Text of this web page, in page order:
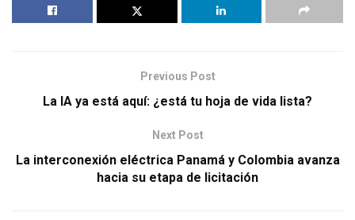
Previous Post
La IA ya está aquí: ¿está tu hoja de vida lista?
Next Post
La interconexión eléctrica Panamá y Colombia avanza
hacia su etapa de licitación